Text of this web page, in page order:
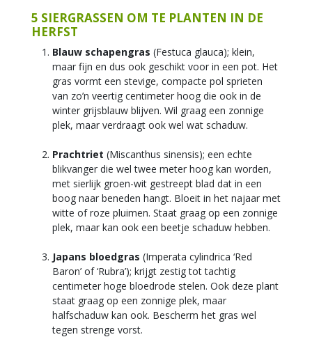
5 SIERGRASSEN OM TE PLANTEN IN DE
HERFST
Blauw schapengras (Festuca glauca); klein,
maar fijn en dus ook geschikt voor in een pot. Het
gras vormt een stevige, compacte pol sprieten
van zo’n veertig centimeter hoog die ook in de
winter grijsblauw blijven. Wil graag een zonnige
plek, maar verdraagt ook wel wat schaduw.
Prachtriet (Miscanthus sinensis); een echte
blikvanger die wel twee meter hoog kan worden,
met sierlijk groen-wit gestreept blad dat in een
boog naar beneden hangt. Bloeit in het najaar met
witte of roze pluimen. Staat graag op een zonnige
plek, maar kan ook een beetje schaduw hebben.
Japans bloedgras (Imperata cylindrica ‘Red
Baron’ of ‘Rubra’); krijgt zestig tot tachtig
centimeter hoge bloedrode stelen. Ook deze plant
staat graag op een zonnige plek, maar
halfschaduw kan ook. Bescherm het gras wel
tegen strenge vorst.